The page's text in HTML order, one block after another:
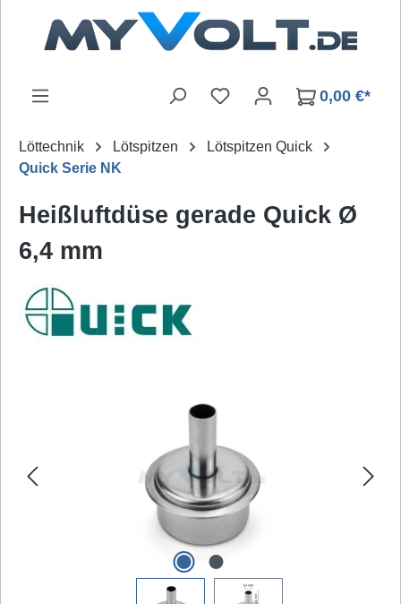
Du hast 0 Produkte auf
0,00 €*
Löttechnik Lötspitzen
Lötspitzen Quick
Quick Serie NK
Heißluftdüse gerade Quick Ø
6,4 mm